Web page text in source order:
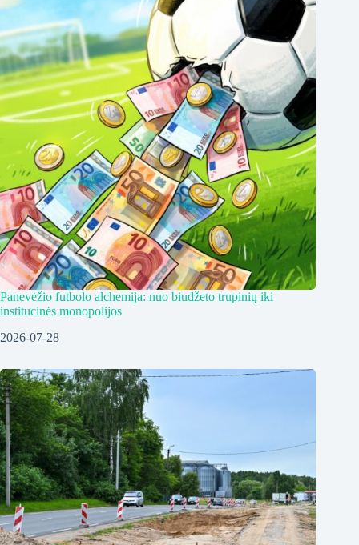
Panevėžio futbolo alchemija: nuo biudžeto trupinių iki
institucinės monopolijos
2026-07-28